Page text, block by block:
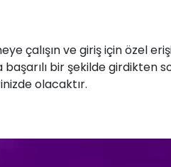
çalışın ve giriş için özel
başarılı bir şekilde girdikten
olacaktır.